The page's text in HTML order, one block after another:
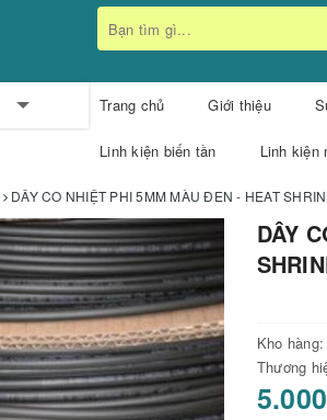
Trang chủ Giới thiệu
Linh kiện biến tần Linh kiện
DÂY CO NHIỆT PHI 5MM MÀU ĐEN - HEAT
DÂY
Kho hàng:
Thương